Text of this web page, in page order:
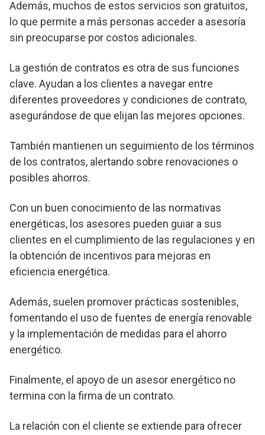
Además, muchos de estos servicios son gratuitos,
lo que permite a más personas acceder a asesoría
sin preocuparse por costos adicionales.
La gestión de contratos es otra de sus funciones
clave. Ayudan a los clientes a navegar entre
diferentes proveedores y condiciones de contrato,
asegurándose de que elijan las mejores opciones.
También mantienen un seguimiento de los términos
de los contratos, alertando sobre renovaciones o
posibles ahorros.
Con un buen conocimiento de las normativas
energéticas, los asesores pueden guiar a sus
clientes en el cumplimiento de las regulaciones y en
la obtención de incentivos para mejoras en
eficiencia energética.
Además, suelen promover prácticas sostenibles,
fomentando el uso de fuentes de energía renovable
y la implementación de medidas para el ahorro
energético.
Finalmente, el apoyo de un asesor energético no
termina con la firma de un contrato.
La relación con el cliente se extiende para ofrecer